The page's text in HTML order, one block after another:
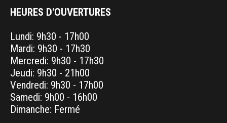
HEURES D'OUVERTURES
Lundi: 9h30 - 17h00
Mardi: 9h30 - 17h30
Mercredi: 9h30 - 17h30
Jeudi: 9h30 - 21h00
Vendredi: 9h30 - 17h00
Samedi: 9h00 - 16h00
Dimanche: Fermé